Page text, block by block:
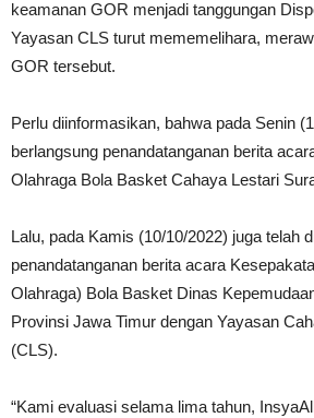
keamanan GOR menjadi tanggungan
Yayasan CLS turut mememelihara,
GOR tersebut.
Perlu diinformasikan, bahwa pada Senin
berlangsung penandatanganan berita
Olahraga Bola Basket Cahaya Lestari
Lalu, pada Kamis (10/10/2022) juga telah
penandatanganan berita acara
Olahraga) Bola Basket Dinas
Provinsi Jawa Timur dengan Yayasan
(CLS).
“Kami evaluasi selama lima tahun,